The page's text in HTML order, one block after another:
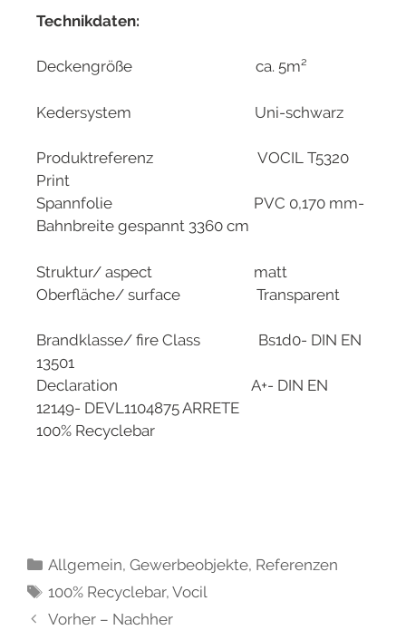
Technikdaten:
Deckengröße ca. 5m²
Kedersystem Uni-schwarz
Produktreferenz VOCIL T5320
Print
Spannfolie PVC 0,170 mm-
Bahnbreite gespannt 3360 cm
Struktur/ aspect matt
Oberfläche/ surface Transparent
Brandklasse/ fire Class Bs1d0- DIN EN
13501
Declaration A+- DIN EN
12149- DEVL1104875 ARRETE
100% Recyclebar
Allgemein,Gewerbeobjekte, Referenzen
100% Recyclebar,Vocil
Vorher – Nachher